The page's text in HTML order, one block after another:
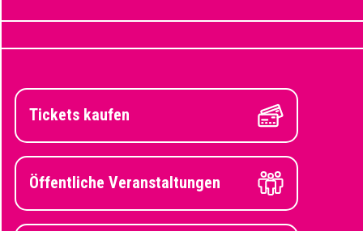
Tickets kaufen
Öffentliche Veranstaltungen